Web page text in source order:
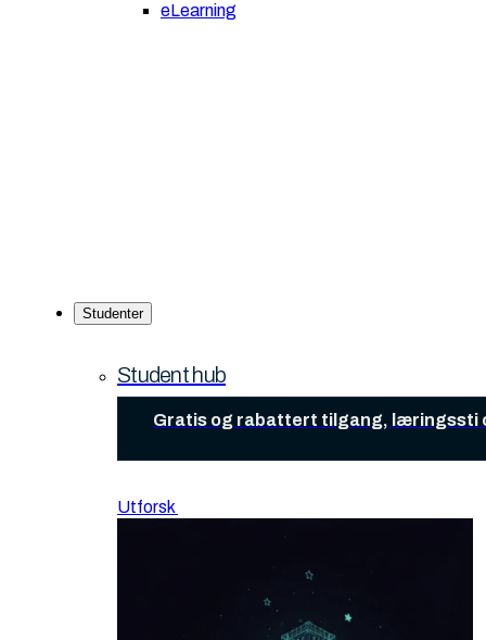
eLearning
Studenter
Student hub
Gratis og rabattert tilgang, læringssti
Utforsk